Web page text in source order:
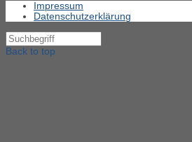
Impressum
Datenschutzerklärung
Back to top